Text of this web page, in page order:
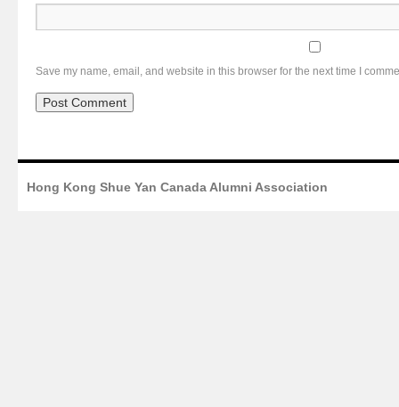
Save my name, email, and website in this browser for the next time I
Hong Kong Shue Yan Canada Alumni Association